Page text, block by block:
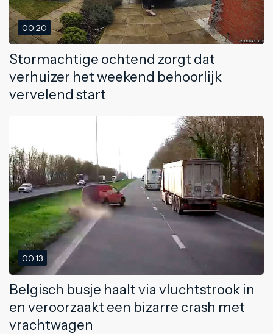
00:20
Stormachtige ochtend zorgt dat
verhuizer het weekend behoorlijk
vervelend start
00:13
Belgisch busje haalt via vluchtstrook in
en veroorzaakt een bizarre crash met
vrachtwagen